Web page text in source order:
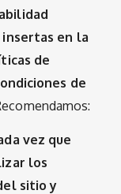
insertas en la
de
de
vez que
los
sitio y